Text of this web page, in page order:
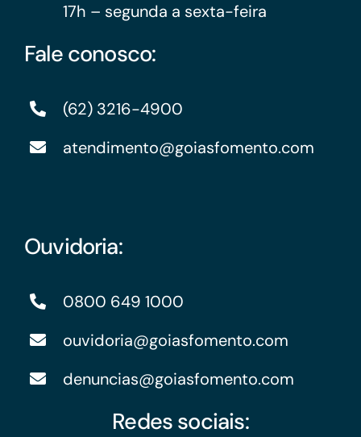
17h – segunda a sexta-feira
Fale conosco:
(62) 3216-4900
atendimento@goiasfomento.com
Ouvidoria:
0800 649 1000
ouvidoria@goiasfomento.com
denuncias@goiasfomento.com
Redes sociais: